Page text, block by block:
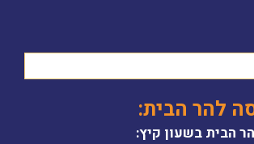
להר הבית:
הבית בשעון קיץ: